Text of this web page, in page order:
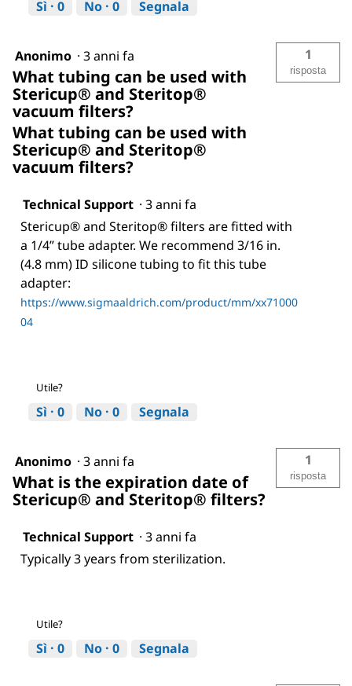
Sì · 0 No · 0 Segnala
Anonimo · 3 anni fa
What tubing can be used with
Stericup® and Steritop®
vacuum filters?
What tubing can be used with
Stericup® and Steritop®
vacuum filters?
1
risposta
Technical Support · 3 anni fa
Stericup® and Steritop® filters are fitted with
a 1/4” tube adapter. We recommend 3/16 in.
(4.8 mm) ID silicone tubing to fit this tube
adapter:
https://www.sigmaaldrich.com/product/mm/xx71000
04
Utile?
Sì · 0 No · 0 Segnala
Anonimo · 3 anni fa
What is the expiration date of
Stericup® and Steritop® filters?
1
risposta
Technical Support · 3 anni fa
Typically 3 years from sterilization.
Utile?
Sì · 0 No · 0 Segnala